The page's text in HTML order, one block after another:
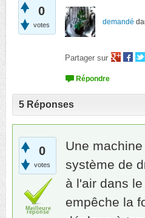
0
votes demandé
Partager sur
5 Réponses
0
votes
Meilleure
réponse
Une
système de
à l'air dans
empêche la